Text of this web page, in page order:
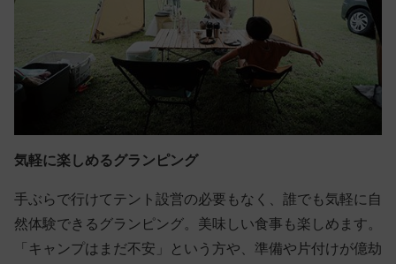
気軽に楽しめるグランピング
手ぶらで行けてテント設営の必要もなく、誰でも気軽に自
然体験できるグランピング。美味しい食事も楽しめます。
「キャンプはまだ不安」という方や、準備や片付けが億劫